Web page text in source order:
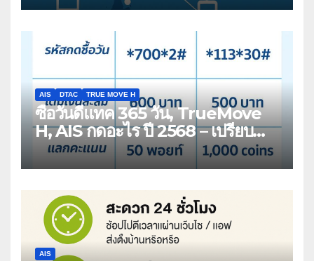
AIS DTAC TRUE MOVE H
ซื้อวันดีแทค 365 วัน, TrueMove
H, AIS กดอะไร ปี 2568 – เปรียบ
เทียบวิธียืดอายุซิมเติมเงิน 1 ปี
AIS